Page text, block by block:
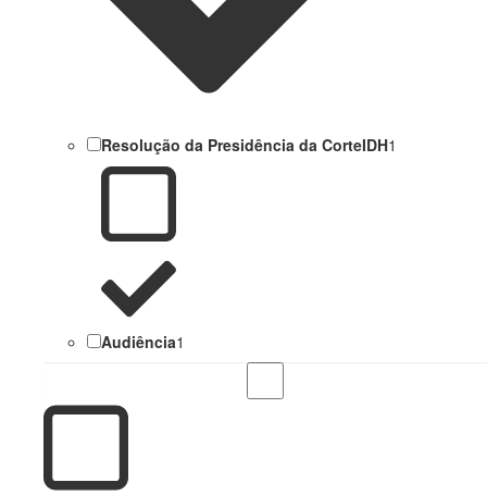
Resolução da Presidência da CorteIDH1
Audiência1